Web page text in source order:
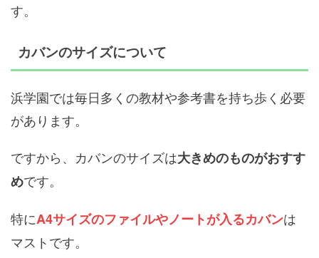
す。
カバンのサイズについて
浜学園では毎日多くの教材や参考書を持ち歩く必要
があります。
ですから、カバンのサイズは大きめのものがおすす
めです。
特にA4サイズのファイルやノートが入るカバンは
マストです。